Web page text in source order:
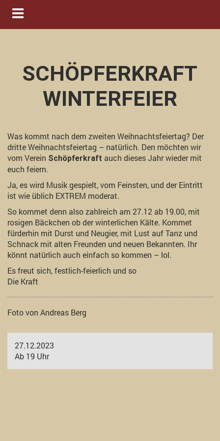
Navigation ein-/ausblenden
SCHÖPFERKRAFT
WINTERFEIER
Was kommt nach dem zweiten Weihnachtsfeiertag? Der
dritte Weihnachtsfeiertag – natürlich. Den möchten wir
vom Verein Schöpferkraft auch dieses Jahr wieder mit
euch feiern.
Ja, es wird Musik gespielt, vom Feinsten, und der Eintritt
ist wie üblich EXTREM moderat.
So kommet denn also zahlreich am 27.12 ab 19.00, mit
rosigen Bäckchen ob der winterlichen Kälte. Kommet
fürderhin mit Durst und Neugier, mit Lust auf Tanz und
Schnack mit alten Freunden und neuen Bekannten. Ihr
könnt natürlich auch einfach so kommen – lol.
Es freut sich, festlich-feierlich und so
Die Kraft
Foto von Andreas Berg
27.12.2023
Ab 19 Uhr